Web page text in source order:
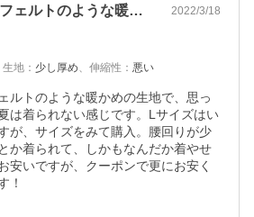
生地感は、丈夫なフェルトのような暖かめ… 2022/3/18
生地 ： 少し厚め、 伸縮性 ： 悪い
ルトのような暖かめの生地で、思っ
は着られない感じです。Lサイズはい
が、サイズをみて購入。腰回りが少
か着られて、しかもなんだか着やせ
安いですが、クーポンで更にお安く
！